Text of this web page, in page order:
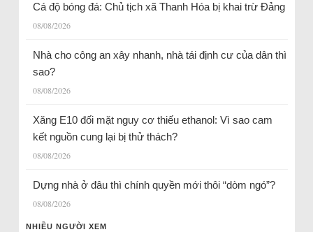
Cá độ bóng đá: Chủ tịch xã Thanh Hóa bị khai trừ Đảng
08/08/2026
Nhà cho công an xây nhanh, nhà tái định cư của dân thì
sao?
08/08/2026
Xăng E10 đối mặt nguy cơ thiếu ethanol: Vì sao cam
kết nguồn cung lại bị thử thách?
08/08/2026
Dựng nhà ở đâu thì chính quyền mới thôi “dòm ngó”?
08/08/2026
NHIỀU NGƯỜI XEM